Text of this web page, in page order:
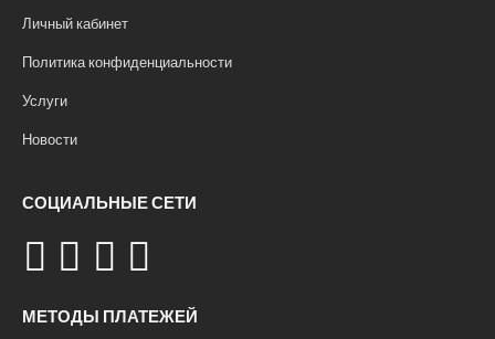
Личный кабинет
Политика конфиденциальности
Услуги
Новости
СОЦИАЛЬНЫЕ СЕТИ
МЕТОДЫ ПЛАТЕЖЕЙ